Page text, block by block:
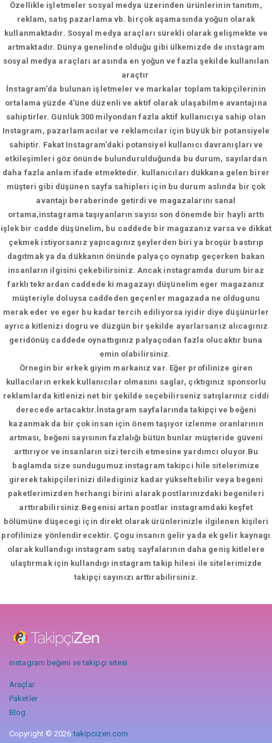
Özellikle işletmeler sosyal medya üzerinden ürünlerinin tanıtım,
reklam, satış pazarlama vb. birçok aşamasında yoğun olarak
kullanmaktadır. Sosyal medya araçları sürekli olarak gelişmekte ve
artmaktadır. Dünya genelinde olduğu gibi ülkemizde de ınstagram
sosyal medya araçları arasında en yoğun ve fazla şekilde kullanılan
araçtır
İnstagram'da bulunan işletmeler ve markalar toplam takipçilerinin
ortalama yüzde 4'üne düzenli ve aktif olarak ulaşabilme avantajına
sahiptirler. Günlük 300 milyondan fazla aktif kullanıcıya sahip olan
Instagram, pazarlamacılar ve reklamcılar için büyük bir potansiyele
sahiptir. Fakat Instagram'daki potansiyel kullanıcı davranışları ve
etkileşimleri göz önünde bulundurulduğunda bu durum, sayılardan
daha fazla anlam ifade etmektedir. kullanıcıları dükkana gelen birer
müşteri gibi düşünen sayfa sahipleri için bu durum aslında bir çok
avantajı beraberinde getirdi ve magazalarını sanal
ortama,instagrama taşıyanların sayısı son dönemde bir hayli arttı
işlek bir cadde düşünelim, bu caddede bir magazanız varsa ve dikkat
çekmek istiyorsanız yapıcagınız şeylerden biri ya broşür bastırıp
dagıtmak ya da dükkanın önünde palyaço oynatıp geçerken bakan
insanların ilgisini çekebilirsiniz. Ancak instagramda durum biraz
farklı tekrardan caddede ki magazayı düşünelim eger magazanız
müşteriyle doluysa caddeden geçenler magazada ne oldugunu
merak eder ve eger bu kadar tercih ediliyorsa iyidir diye düşünürler
ayrıca kitlenizi dogru ve düzgün bir şekilde ayarlarsanız alıcagınız
geridönüş caddede oynattıgınız palyaçodan fazla olucaktır buna
emin olabilirsiniz.
Örnegin bir erkek giyim markanız var. Eğer profilinize giren
kullacıların erkek kullanıcılar olmasını saglar, çıktıgınız sponsorlu
reklamlarda kitlenizi net bir şekilde seçebilirseniz satışlarınız ciddi
derecede artacaktır.İnstagram sayfalarında takipçi ve beğeni
kazanmak da bir çok insan için önem taşıyor izlenme oranlarının
artması, beğeni sayısının fazlalığı bütün bunlar müşteride güveni
arttırıyor ve insanların sizi tercih etmesine yardımcı oluyor.Bu
baglamda size sundugumuz instagram takipci hile sitelerimize
girerek takipçilerinizi dilediginiz kadar yükseltebilir veya begeni
paketlerimizden herhangi birini alarak postlarınızdaki begenileri
arttırabilirsiniz.Begenisi artan postlar instagramdaki keşfet
bölümüne düşecegi için direkt olarak ürünlerinizle ilgilenen kişileri
profilinize yönlendirecektir. Çogu insanın gelir yada ek gelir kaynagı
olarak kullandıgı instagram satış sayfalarının daha geniş kitlelere
ulaştırmak için kullandıgı instagram takip hilesi ile sitelerimizde
takipçi sayınızı arttırabilirsiniz.
instagram beğeni ve takipçi sitesi
Araçlar
Paketler
Blog
Copyright © 2026takipcizen.com